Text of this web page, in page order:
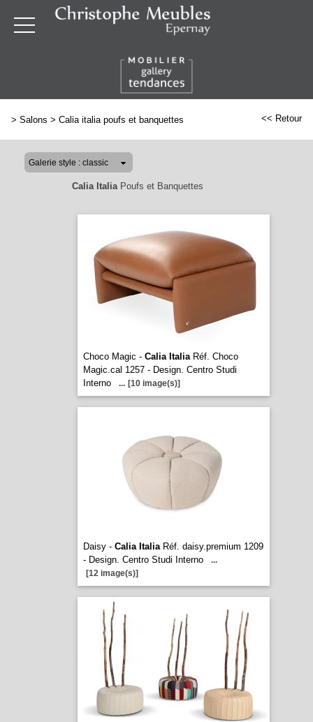
> Salons > Calia italia poufs et banquettes << Retour
Calia ItaliaPoufs et Banquettes
Choco Magic - Calia ItaliaRéf. Choco
Magic.cal 1257 - Design. Centro Studi
Interno
... [10 image(s)]
Daisy - Calia ItaliaRéf. daisy.premium 1209
- Design. Centro Studi Interno
...
[12 image(s)]